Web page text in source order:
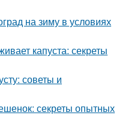
на зиму в условиях
капуста: секреты
советы и
секреты опытных